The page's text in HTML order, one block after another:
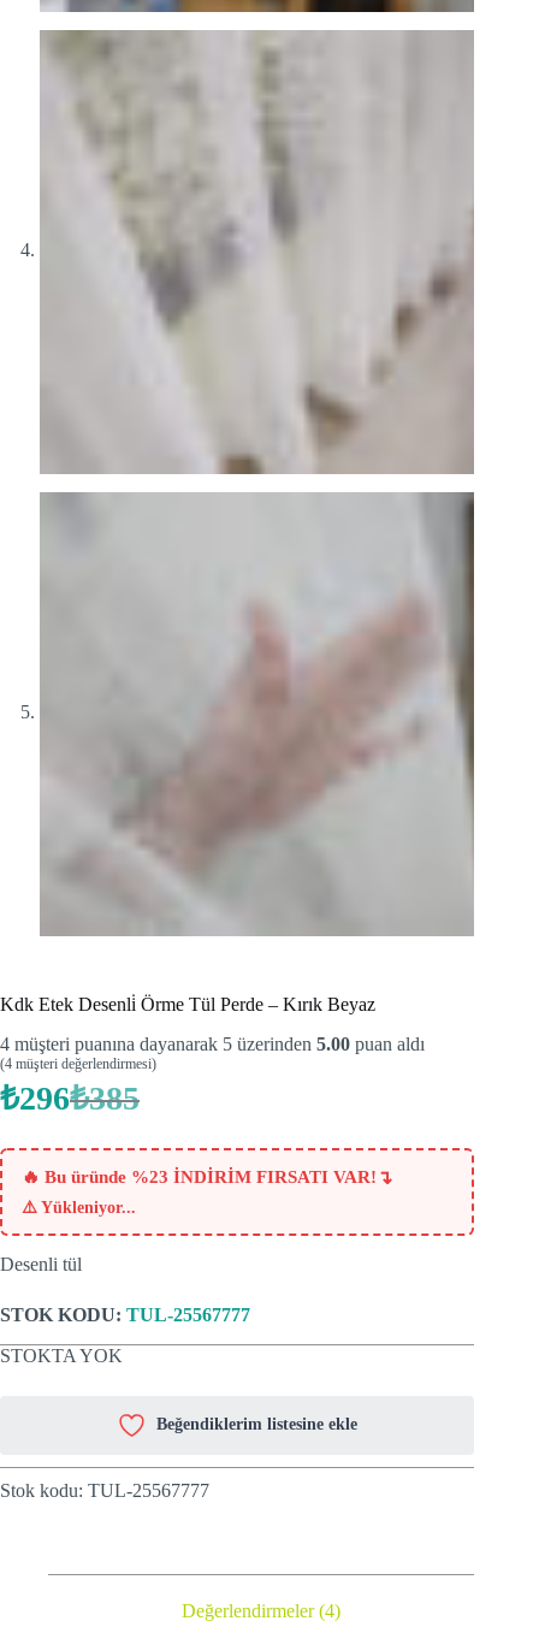
Kdk Etek Desenli̇ Örme Tül Perde – Kırık Beyaz
4 müşteri puanına dayanarak 5 üzerinden 5.00 puan aldı
(4 müşteri değerlendirmesi)
₺385
Orijinal
₺385.
₺296Şu
fiyat:
₺296.
🔥 Bu üründe %23 İNDİRİM FIRSATI VAR! ↴
⚠️ Yükleniyor...
Desenli tül
STOK KODU: TUL-25567777
STOKTA YOK
Beğendiklerim listesine ekle
Stok kodu: TUL-25567777
Değerlendirmeler (4)